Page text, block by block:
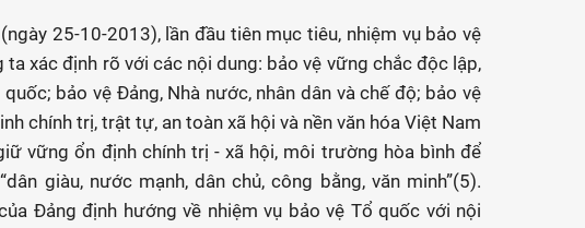
25-10-2013), lần đầu tiên mục tiêu, nhiệm vụ bảo vệ
xác định rõ với các nội dung: bảo vệ vững chắc độc lập,
bảo vệ Đảng, Nhà nước, nhân dân và chế độ; bảo vệ
chính trị, trật tự, an toàn xã hội và nền văn hóa Việt Nam
vững ổn định chính trị - xã hội, môi trường hòa bình để
giàu, nước mạnh, dân chủ, công bằng, văn minh”(5).
Đảng định hướng về nhiệm vụ bảo vệ Tổ quốc với nội